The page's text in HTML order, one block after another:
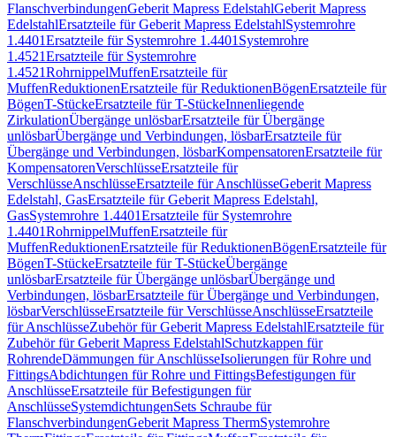
FlanschverbindungenGeberit Mapress EdelstahlGeberit Mapress
EdelstahlErsatzteile für Geberit Mapress EdelstahlSystemrohre
1.4401Ersatzteile für Systemrohre 1.4401 Systemrohre
1.4521Ersatzteile für Systemrohre
1.4521RohrnippelMuffenErsatzteile für
MuffenReduktionenErsatzteile für ReduktionenBögenErsatzteile für
BögenT-StückeErsatzteile für T-StückeInnenliegende
ZirkulationÜbergänge unlösbarErsatzteile für Übergänge
unlösbarÜbergänge und Verbindungen, lösbarErsatzteile für
Übergänge und Verbindungen, lösbarKompensatorenErsatzteile für
KompensatorenVerschlüsseErsatzteile für
VerschlüsseAnschlüsseErsatzteile für AnschlüsseGeberit Mapress
Edelstahl, GasErsatzteile für Geberit Mapress Edelstahl,
GasSystemrohre 1.4401Ersatzteile für Systemrohre
1.4401RohrnippelMuffenErsatzteile für
MuffenReduktionenErsatzteile für ReduktionenBögenErsatzteile für
BögenT-StückeErsatzteile für T-StückeÜbergänge
unlösbarErsatzteile für Übergänge unlösbarÜbergänge und
Verbindungen, lösbarErsatzteile für Übergänge und Verbindungen,
lösbarVerschlüsseErsatzteile für VerschlüsseAnschlüsseErsatzteile
für AnschlüsseZubehör für Geberit Mapress EdelstahlErsatzteile für
Zubehör für Geberit Mapress EdelstahlSchutzkappen für
RohrendeDämmungen für AnschlüsseIsolierungen für Rohre und
FittingsAbdichtungen für Rohre und FittingsBefestigungen für
AnschlüsseErsatzteile für Befestigungen für
AnschlüsseSystemdichtungenSets Schraube für
FlanschverbindungenGeberit Mapress ThermSystemrohre